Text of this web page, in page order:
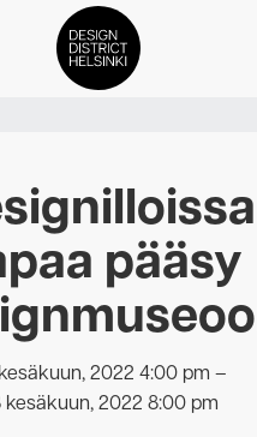
Jäsenet
Tapahtumat
Uutiset
Medialle
Meistä
Helsingin
pääsy
2022 4:00 pm –
kesäkuun, 2022 8:00 pm